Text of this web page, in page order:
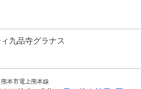
九品寺グラナス
本市電上熊本線